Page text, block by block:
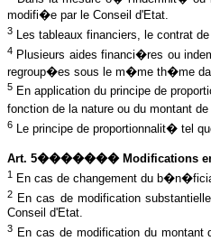
modifi�e par le Conseil d'Etat.
3 Les tableaux financiers, le contrat
4 Plusieurs aides financi�res ou
regroup�es sous le m�me th�me
5 En application du principe de
fonction de la nature ou du montant
6 Le principe de proportionnalit� tel
Art. 5������� Modifications en
1 En cas de changement du
2 En cas de modification
Conseil d'Etat.
3 En cas de modification du